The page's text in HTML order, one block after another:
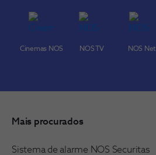
Cinemas NOS NOS TV NOS Net
Mais procurados
Sistema de alarme NOS Securitas